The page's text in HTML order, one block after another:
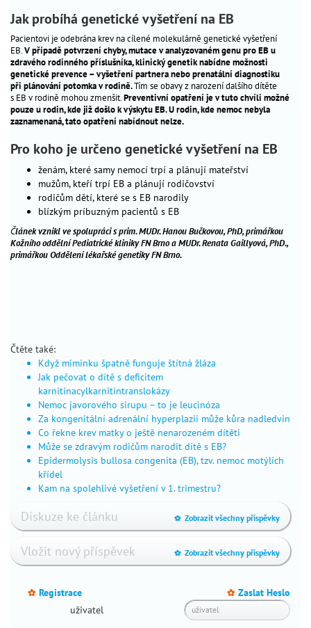
výpočet
termínů
výživa
v
těhotenství
chronická
onemocnění
těhotenství
náhradní
mateřství
životní
styl
sex
a
důležité
kontakty
co
se
ptáte
tátův
blog
babské
první
pomoc
Jak probíhá genetické vyšetření na EB
Pacientovi je odebrána krev na cílené molekulárně genetické vyšetření
EB. V případě potvrzení chyby, mutace v analyzovaném genu pro EB u
zdravého rodinného příslušníka, klinický genetik nabídne možnosti
genetické prevence – vyšetření partnera nebo prenatální diagnostiku
při plánování potomka v rodině.Tím se obavy z narození dalšího dítěte
s EB v rodině mohou zmenšit. Preventivní opatření je v tuto chvíli možné
pouze u rodin, kde již došlo k výskytu EB. U rodin, kde nemoc nebyla
zaznamenaná, tato opatření nabídnout nelze.
Pro koho je určeno genetické vyšetření na EB
ženám, které samy nemocí trpí a plánují mateřství
mužům, kteří trpí EB a plánují rodičovství
rodičům dětí, které se s EB narodily
blízkým príbuzným pacientů s EB
Článek vznikl ve spolupráci sprim. MUDr. Hanou Bučkovou, PhD, primářkou
Kožního oddělní Pediatrické kliniky FN Brno a MUDr. Renata Gaillyová, PhD.,
primářkou Oddělení lékařské genetiky FN Brno.
Čtěte také:
Když miminku špatně funguje štítná žláza
Jak pečovat o dítě s deficitem
karnitinacylkarnitintranslokázy
Nemoc javorového sirupu – to je leucinóza
Za kongenitální adrenální hyperplazii může kůra nadledvin
Co řekne krev matky o ještě nenarozeném dítěti
Může se zdravým rodičům narodit dítě s EB?
Epidermolysis bullosa congenita (EB), tzv. nemoc motýlích
křídel
Kam na spolehlivé vyšetření v 1. trimestru?
Diskuze ke článku _ Zobrazit všechny příspěvky
Vložit nový příspěvek _ Zobrazit všechny příspěvky
_ Registrace _ Zaslat Heslo
uživatel